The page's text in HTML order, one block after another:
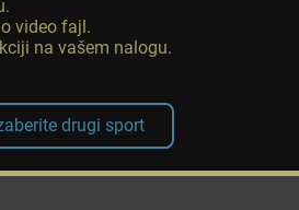
video fajl.
na vašem nalogu.
drugi sport